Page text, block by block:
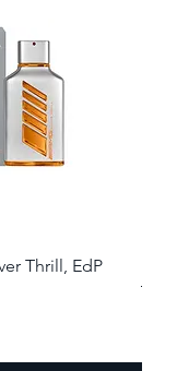
Thrill, EdP